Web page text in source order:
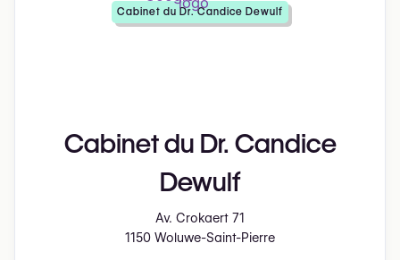
Cabinet du Dr. Candice
Dewulf
Av. Crokaert 71
1150 Woluwe-Saint-Pierre
Cabinet du Dr. Candice Dewulf